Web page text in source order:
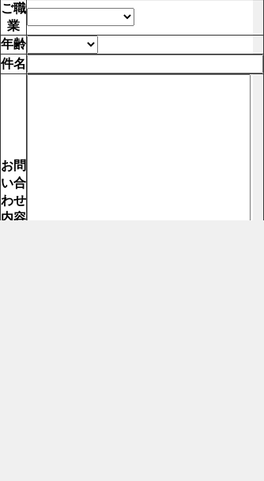
ご職
業
年齢
件名
お問
い合
わせ
内容